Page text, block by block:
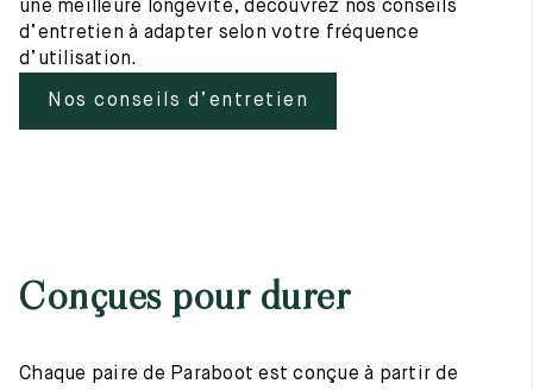
une meilleure longévité, découvrez nos conseils
d’entretien à adapter selon votre fréquence
d’utilisation.
Nos conseils d’entretien
Conçues pour durer
Chaque paire de Paraboot est conçue à partir de